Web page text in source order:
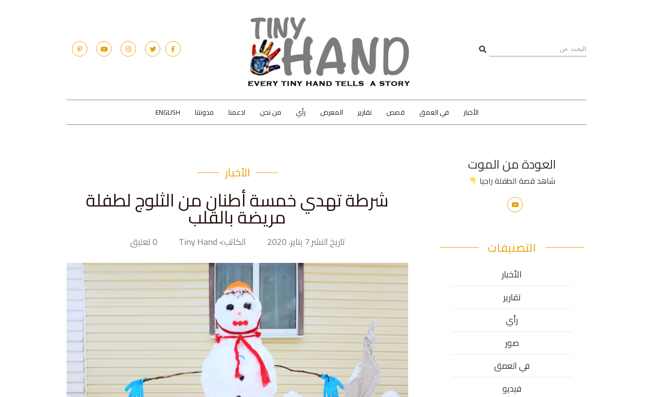
الأخبار في العمق قصص تقارير المعرض رأي من نحن ادعمنا مدونتنا ENGLISH
الأخبار
شرطة تهدي خمسة أطنان من الثلوج لطفلة
مريضة بالقلب
تاريخ النشر 7 يناير، 2020 الكاتب> Tiny Hand 0 تعليق
العودة من الموت
شاهد قصة الطفلة راجيا
التصنيفات
الأخبار
تقارير
رأي
صور
في العمق
فيديو